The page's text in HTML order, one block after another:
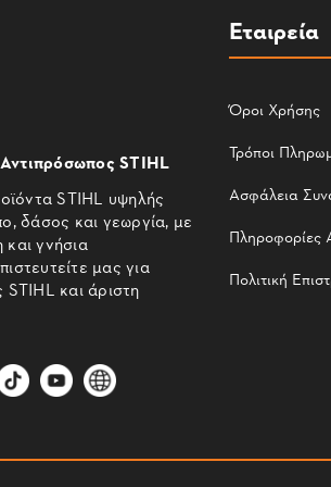
STIHL
STIHL υψηλής
δάσος και γεωργία, με
γνήσια
μας για
STIHL και άριστη
Εταιρεία
Όροι Χρήσης
Τρόποι
Ασφάλεια
Πληροφορίες
Πολιτική